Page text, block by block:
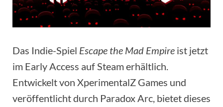
Das Indie-Spiel Escape the Mad Empire ist jetzt
im Early Access auf Steam erhältlich.
Entwickelt von XperimentalZ Games und
veröffentlicht durch Paradox Arc, bietet dieses